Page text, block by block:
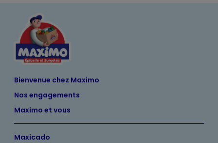
Bienvenue chez Maximo
Nos engagements
Maximo et vous
Maxicado